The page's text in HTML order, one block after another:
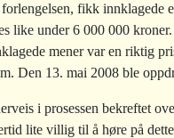
fikk innklagede
like under 6 000 000
mener var en riktig
Den 13. mai 2008 ble
i prosessen bekreftet
lite villig til å høre på